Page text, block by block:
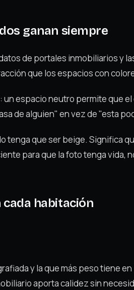
ganan siempre
de portales inmobiliarios y
que los espacios con
un espacio neutro permite que
de alguien" en vez de "esta
tenga que ser beige. Significa
para que la foto tenga vida,
cada habitación
y la que más peso tiene
aporta calidez sin